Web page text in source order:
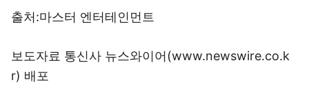
출처:마스터 엔터테인먼트
보도자료 통신사 뉴스와이어(www.newswire.co.k
r) 배포